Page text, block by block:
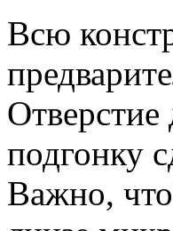
Всю
подгонку
Важно,